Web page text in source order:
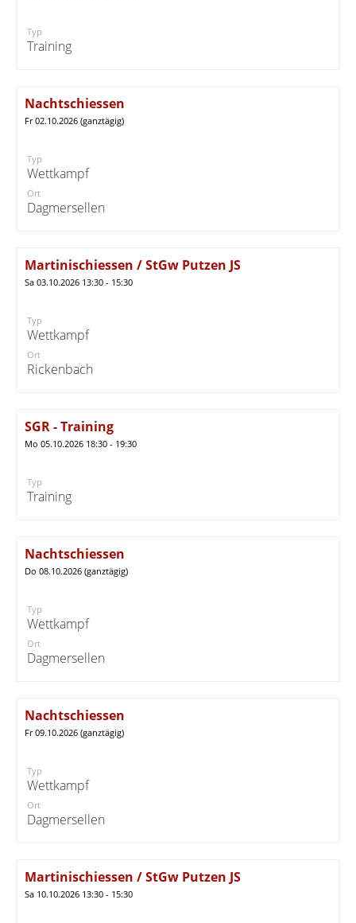
Typ
Training
Nachtschiessen
Fr 02.10.2026 (ganztägig)
Typ
Wettkampf
Ort
Dagmersellen
Martinischiessen / StGw Putzen JS
Sa 03.10.2026 13:30 - 15:30
Typ
Wettkampf
Ort
Rickenbach
SGR - Training
Mo 05.10.2026 18:30 - 19:30
Typ
Training
Nachtschiessen
Do 08.10.2026 (ganztägig)
Typ
Wettkampf
Ort
Dagmersellen
Nachtschiessen
Fr 09.10.2026 (ganztägig)
Typ
Wettkampf
Ort
Dagmersellen
Martinischiessen / StGw Putzen JS
Sa 10.10.2026 13:30 - 15:30